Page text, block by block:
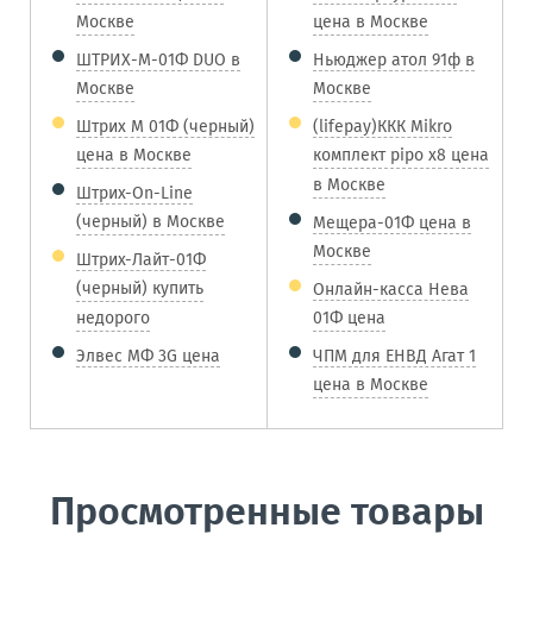
Москве
ШТРИХ-М-01Ф DUO в
Москве
Штрих М 01Ф (черный)
цена в Москве
Штрих-On-Line
(черный) в Москве
Штрих-Лайт-01Ф
(черный) купить
недорого
Элвес МФ 3G цена
цена в Москве
Ньюджер атол 91ф в
Москве
(lifepay)ККК Mikro
комплект pipo x8 цена
в Москве
Мещера-01Ф цена в
Москве
Онлайн-касса Нева
01Ф цена
ЧПМ для ЕНВД Агат 1
цена в Москве
Просмотренные товары